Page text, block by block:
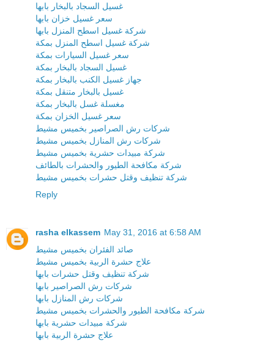
غسيل السجاد بالبخار بابها
سعر غسيل خزان بابها
شركة غسيل اسطح المنزل بابها
شركة غسيل اسطح المنزل بمكة
سعر غسيل السيارات بمكة
غسيل السجاد بالبخار بمكة
جهاز غسيل الكنب بالبخار بمكة
غسيل بالبخار متنقل بمكة
مغسلة غسل بالبخار بمكة
سعر غسيل الخزان بمكة
شركات رش الصراصير بخميس مشيط
شركات رش المنازل بخميس مشيط
شركة مبيدات حشرية بخميس مشيط
شركة مكافحة الطيور والحشرات بالطائف
شركة تنظيف وقتل حشرات بخميس مشيط
Reply
rasha elkassem May 31, 2016 at 6:58 AM
صائد الفئران بخميس مشيط
علاج حشرة الربية بخميس مشيط
شركة تنظيف وقتل حشرات بابها
شركات رش الصراصير بابها
شركات رش المنازل بابها
شركة مكافحة الطيور والحشرات بخميس مشيط
شركة مبيدات حشرية بابها
علاج حشرة الربية بابها